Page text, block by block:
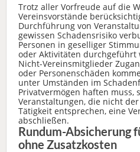
Trotz aller Vorfreude auf die
Vereinsvorstände
Durchführung von
gewissen Schadensrisiko
Personen in geselliger
oder Aktivitäten durchgeführt
Nicht-Vereinsmitglieder
oder Personenschäden
unter Umständen im
Privatvermögen haften muss,
Veranstaltungen, die nicht
Tätigkeit entsprechen, eine
abschließen.
Rundum-Absicherung
ohne Zusatzkosten